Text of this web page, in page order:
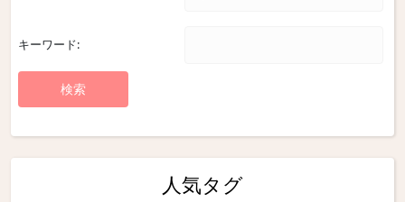
キーワード:
人気タグ